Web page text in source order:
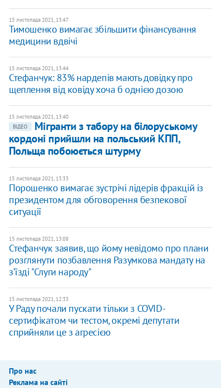
15 листопада 2021, 13:47
Тимошенко вимагає збільшити фінансування
медицини вдвічі
15 листопада 2021, 13:44
Стефанчук: 83% нардепів мають довідку про
щеплення від ковіду хоча б однією дозою
15 листопада 2021, 13:40
ВІДЕО
Мігранти з табору на білоруському
кордоні прийшли на польський КПП,
Польща побоюється штурму
15 листопада 2021, 13:33
Порошенко вимагає зустрічі лідерів фракцій із
президентом для обговорення безпекової
ситуації
15 листопада 2021, 13:08
Стефанчук заявив, що йому невідомо про плани
розглянути позбавлення Разумкова мандату на
зʼїзді "Слуги народу"
15 листопада 2021, 12:33
У Раду почали пускати тільки з COVID-
сертифікатом чи тестом, окремі депутати
сприйняли це з агресією
Про нас
Реклама на сайті